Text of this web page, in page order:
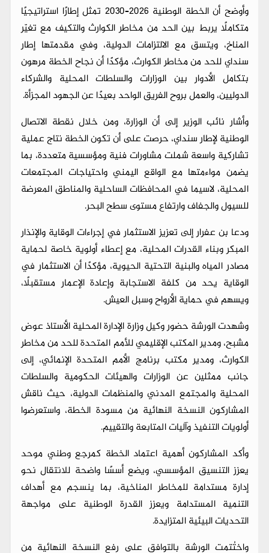
وأوضح أن الخطة الوطنية 2026–2030 تمثل إطارًا استراتيجيًا
متكاملًا يربط بين الحد من مخاطر الكوارث والتكيف مع تغيّر
المناخ، ويتسق مع الالتزامات الدولية، وفي مقدمتها إطار
سنداي للحد من مخاطر الكوارث، مؤكدًا أن نجاح الخطة مرهون
بتكامل الأدوار بين الوزارات والسلطات المحلية والشركاء
الدوليين، والعمل بروح الفريق الواحد بعيدًا عن الجهود المجزأة.
وأشار نائب الوزير إلى أن الوزارة، ومن خلال نقطة الاتصال
الوطنية لإطار سنداي، حرصت على أن تكون الخطة نتاج عملية
تشاركية واسعة شملت مشاورات فنية ومؤسسية متعددة، بما
يضمن مواءمتها مع الواقع اليمني واحتياجات المجتمعات
المحلية، لاسيما في المحافظات الساحلية والمناطق المعرضة
للسيول والجفاف وارتفاع مستوى سطح البحر.
ودعا بن عفرار إلى تعزيز الاستثمار في إجراءات الوقاية والإنذار
المبكر وبناء القدرات المحلية، مع إعطاء أولوية خاصة لحماية
مصادر المياه والبنية التحتية الحيوية، مؤكدًا أن الاستثمار في
الوقاية يحد من كلفة الاستجابة وإعادة الإعمار مستقبلًا،
ويسهم في حماية الأرواح وسبل العيش.
وشهدت الورشة حضور وكيل وزارة الإدارة المحلية الأستاذ عوض
مشبح، ومدير المكتب الإقليمي للأمم المتحدة للحد من مخاطر
الكوارث، ومدير مكتب برنامج الأمم المتحدة الإنمائي، إلى
جانب ممثلين عن الوزارات والهيئات الحكومية والسلطات
المحلية والمجتمع المدني والمنظمات الدولية، حيث ناقش
المشاركون النسخة النهائية من مسودة الخطة، واستعرضوا
أولويات التنفيذ وآليات المتابعة والتقييم.
وأكد المشاركون أهمية اعتماد الخطة كمرجع وطني موحد
يعزز التنسيق المؤسسي، ويضع أسسًا واضحة للانتقال نحو
إدارة مستدامة للمخاطر المناخية، بما ينسجم مع أهداف
التنمية المستدامة ويعزز القدرة الوطنية على مواجهة
التحديات البيئية المتزايدة.
واختُتمت الورشة بالتوافق على رفع النسخة النهائية من